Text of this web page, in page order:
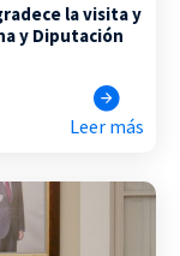
la visita y
y Diputación
Leer más